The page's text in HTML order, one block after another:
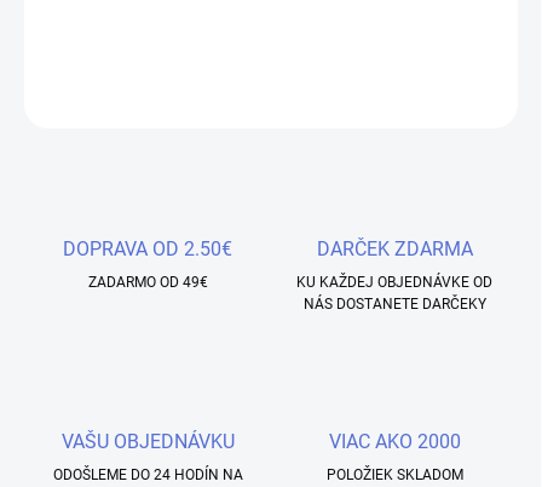
DOPRAVA OD 2.50€
ZADARMO OD 49€
DARČEK ZDARMA
KU KAŽDEJ OBJEDNÁVKE OD
NÁS DOSTANETE DARČEKY
VAŠU OBJEDNÁVKU
ODOŠLEME DO 24 HODÍN NA
VIAC AKO 2000
POLOŽIEK SKLADOM